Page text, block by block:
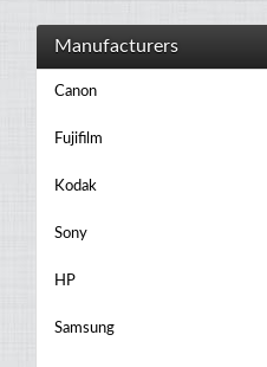
Manufacturers
Canon
Fujifilm
Kodak
Sony
HP
Samsung